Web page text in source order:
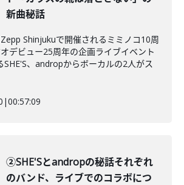
新曲秘話
Shinjukuで開催されるミミノコ10周
デビュー25周年の企画ライブイベント
SHE'S、andropからボーカルの2人がス
|00:57:09
②SHE'Sとandropの秘話それぞれ
のバンド、ライブでのコラボにつ